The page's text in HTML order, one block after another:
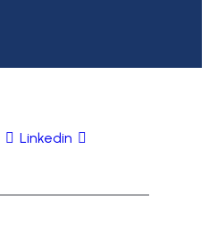
Linkedin